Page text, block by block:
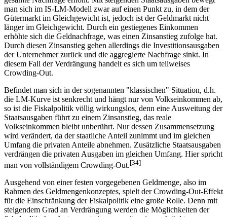
man sich im IS-LM-Modell zwar auf einen Punkt zu, in dem der
Gütermarkt im Gleichgewicht ist, jedoch ist der Geldmarkt nicht
länger im Gleichgewicht. Durch ein gestiegenes Einkommen
erhöhte sich die Geldnachfrage, was einen Zinsanstieg zufolge hat.
Durch diesen Zinsanstieg gehen allerdings die Investitionsausgaben
der Unternehmer zurück und die aggregierte Nachfrage sinkt. In
diesem Fall der Verdrängung handelt es sich um teilweises
Crowding-Out.
Befindet man sich in der sogenannten "klassischen" Situation, d.h.
die LM-Kurve ist senkrecht und hängt nur von Volkseinkommen ab,
so ist die Fiskalpolitik völlig wirkungslos, denn eine Ausweitung der
Staatsausgaben führt zu einem Zinsanstieg, das reale
Volkseinkommen bleibt unberührt. Nur dessen Zusammensetzung
wird verändert, da der staatliche Anteil zunimmt und im gleichen
Umfang die privaten Anteile abnehmen. Zusätzliche Staatsausgaben
verdrängen die privaten Ausgaben im gleichen Umfang. Hier spricht
man von vollständigem Crowding-Out.[34]
Ausgehend von einer festen vorgegebenen Geldmenge, also im
Rahmen des Geldmengenkonzeptes, spielt der Crowding-Out-Effekt
für die Einschränkung der Fiskalpolitik eine große Rolle. Denn mit
steigendem Grad an Verdrängung werden die Möglichkeiten der